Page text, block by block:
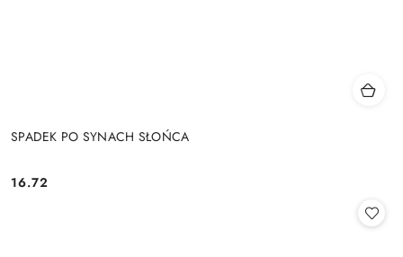
SPADEK PO SYNACH SŁOŃCA
Cena:
16.72